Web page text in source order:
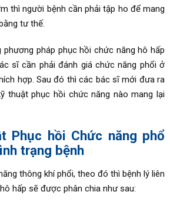
thì người bệnh cần phải tập ho để mang
tư thế.
phương pháp phục hồi chức năng hô hấp
sĩ cần phải đánh giá chức năng phổi ở
hợp. Sau đó thì các bác sĩ mới đưa ra
thuật phục hồi chức năng nào mang lại
Phục hồi Chức năng phổ
trạng bệnh
thông khí phổi, theo đó thì bệnh lý liên
hấp sẽ được phân chia như sau: